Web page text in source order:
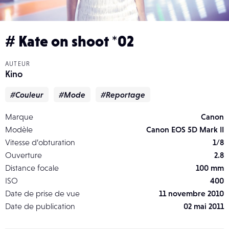
# Kate on shoot *02
AUTEUR
Kino
#Couleur #Mode #Reportage
Marque
Canon
Modèle
Canon EOS 5D Mark II
Vitesse d’obturation
1/8
Ouverture
2.8
Distance focale
100 mm
ISO
400
Date de prise de vue
11 novembre 2010
Date de publication
02 mai 2011